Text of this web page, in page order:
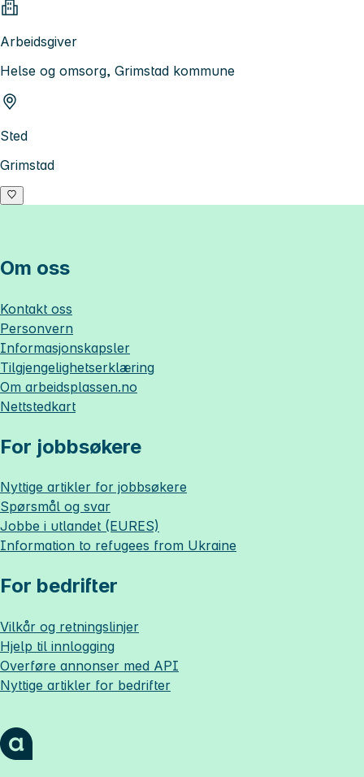
Arbeidsgiver
Helse og omsorg, Grimstad kommune
Sted
Grimstad
Om oss
Kontakt oss
Personvern
Informasjonskapsler
Tilgjengelighetserklæring
Om arbeidsplassen.no
Nettstedkart
For jobbsøkere
Nyttige artikler for jobbsøkere
Spørsmål og svar
Jobbe i utlandet (EURES)
Information to refugees from Ukraine
For bedrifter
Vilkår og retningslinjer
Hjelp til innlogging
Overføre annonser med API
Nyttige artikler for bedrifter